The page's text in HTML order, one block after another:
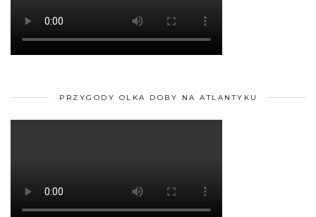
PRZYGODY OLKA DOBY NA ATLANTYKU